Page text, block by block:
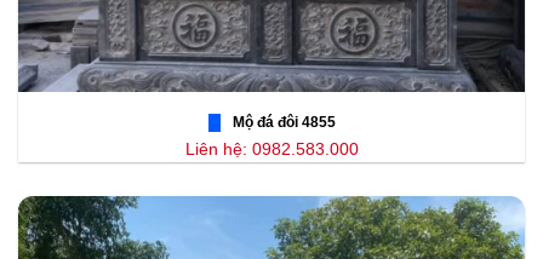
Mộ đá đôi 4855
Liên hệ: 0982.583.000